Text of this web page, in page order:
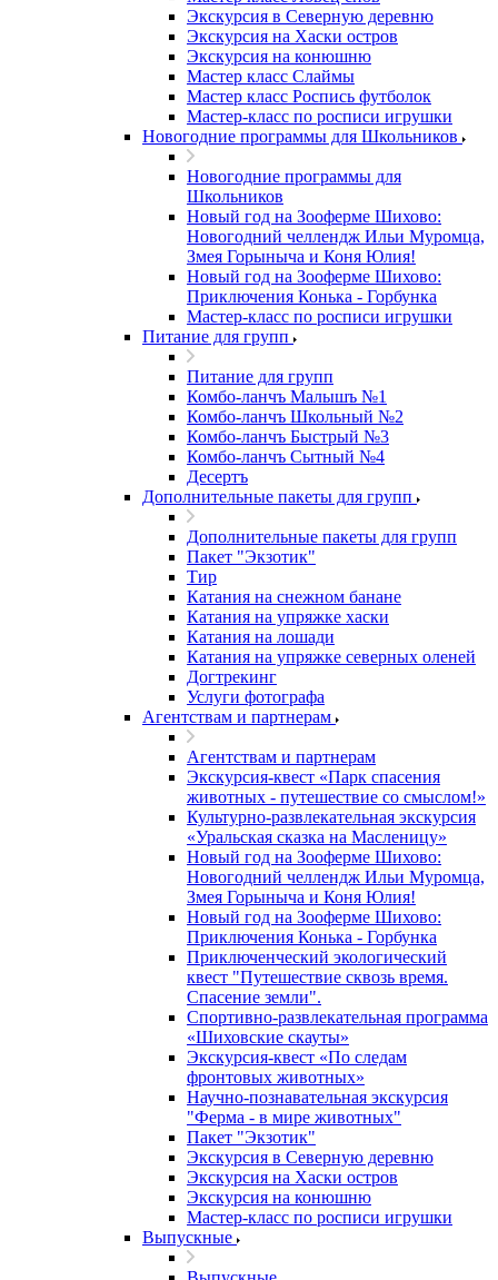
Экскурсия в Северную деревню
Экскурсия на Хаски остров
Экскурсия на конюшню
Мастер класс Слаймы
Мастер класс Роспись футболок
Мастер-класс по росписи игрушки
Новогодние программы для Школьников
Новогодние программы для
Школьников
Новый год на Зооферме Шихово:
Новогодний челлендж Ильи Муромца,
Змея Горыныча и Коня Юлия!
Новый год на Зооферме Шихово:
Приключения Конька - Горбунка
Мастер-класс по росписи игрушки
Питание для групп
Питание для групп
Комбо-ланчъ Малышъ №1
Комбо-ланчъ Школьный №2
Комбо-ланчъ Быстрый №3
Комбо-ланчъ Сытный №4
Десертъ
Дополнительные пакеты для групп
Дополнительные пакеты для групп
Пакет "Экзотик"
Тир
Катания на снежном банане
Катания на упряжке хаски
Катания на лошади
Катания на упряжке северных оленей
Догтрекинг
Услуги фотографа
Агентствам и партнерам
Агентствам и партнерам
Экскурсия-квест «Парк спасения
животных - путешествие со смыслом!»
Культурно-развлекательная экскурсия
«Уральская сказка на Масленицу»
Новый год на Зооферме Шихово:
Новогодний челлендж Ильи Муромца,
Змея Горыныча и Коня Юлия!
Новый год на Зооферме Шихово:
Приключения Конька - Горбунка
Приключенческий экологический
квест "Путешествие сквозь время.
Спасение земли".
Спортивно-развлекательная программа
«Шиховские скауты»
Экскурсия-квест «По следам
фронтовых животных»
Научно-познавательная экскурсия
"Ферма - в мире животных"
Пакет "Экзотик"
Экскурсия в Северную деревню
Экскурсия на Хаски остров
Экскурсия на конюшню
Мастер-класс по росписи игрушки
Выпускные